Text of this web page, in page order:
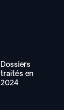
Dossiers
traités en
2024